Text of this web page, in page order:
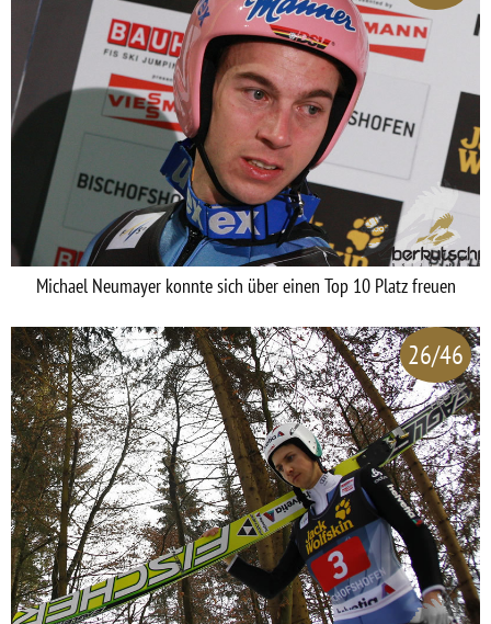
Michael Neumayer konnte sich über einen Top 10 Platz freuen
26/46